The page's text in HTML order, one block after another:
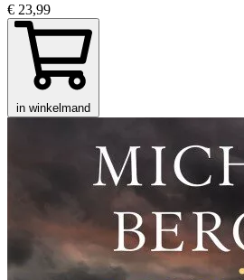
€ 23,99
in winkelmand